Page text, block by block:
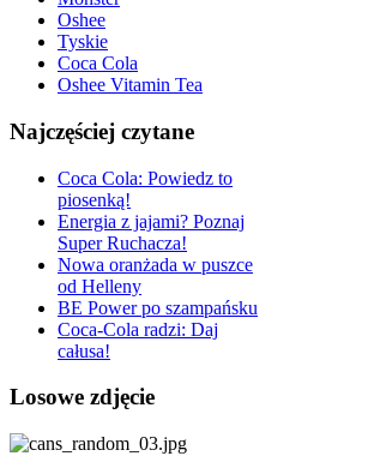
Oshee
Tyskie
Coca Cola
Oshee Vitamin Tea
Najczęściej czytane
Coca Cola: Powiedz to
piosenką!
Energia z jajami? Poznaj
Super Ruchacza!
Nowa oranżada w puszce
od Helleny
BE Power po szampańsku
Coca-Cola radzi: Daj
całusa!
Losowe zdjęcie